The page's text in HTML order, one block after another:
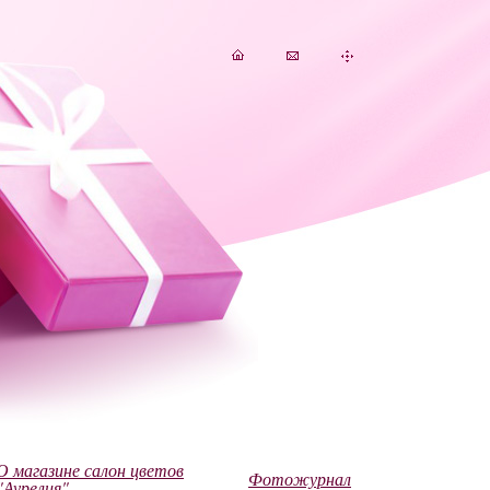
магазине салон цветов Фотожурнал